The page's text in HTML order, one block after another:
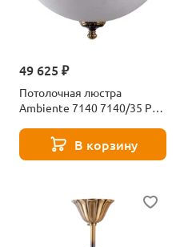
49 625 ₽
Потолочная люстра
Ambiente 7140 7140/35 PL
В корзину